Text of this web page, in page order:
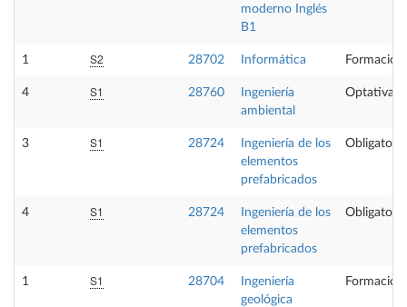
moderno Inglés
B1
1 S2 28702 Informática Formación
4 S1 28760
Ingeniería
ambiental
Optativa
3 S1 28724
Ingeniería de los
elementos
prefabricados
Obligatoria
4 S1 28724
Ingeniería de los
elementos
prefabricados
Obligatoria
1 S1 28704
Ingeniería
geológica
Formación